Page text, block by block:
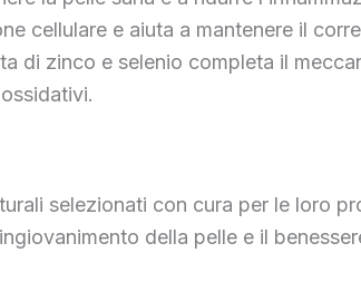
cellulare e aiuta a mantenere il
di zinco e selenio completa il
selezionati con cura per le loro
della pelle e il